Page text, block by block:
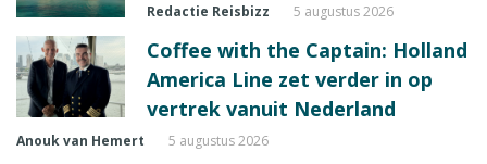
Redactie Reisbizz 5 augustus 2026
Coffee with the Captain: Holland
America Line zet verder in op
vertrek vanuit Nederland
Anouk van Hemert 5 augustus 2026